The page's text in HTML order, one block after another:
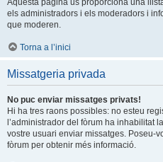
Aquesta pàgina us proporciona una
els administradors i els moderadors i
que moderen.
Torna a l’inici
Missatgeria privada
No puc enviar missatges privats!
Hi ha tres raons possibles: no esteu
l’administrador del fòrum ha inhabilitat
vostre usuari enviar missatges. Poseu-
fòrum per obtenir més informació.